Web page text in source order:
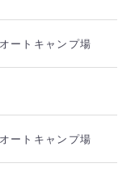
ートキャンプ場
ートキャンプ場